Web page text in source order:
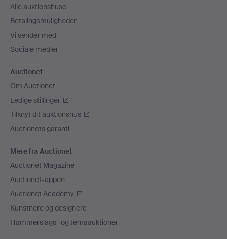
Alle auktionshuse
Betalingsmuligheder
Vi sender med
Sociale medier
Auctionet
Om Auctionet
Ledige stillinger
Tilknyt dit auktionshus
Auctionets garanti
Mere fra Auctionet
Auctionet Magazine
Auctionet-appen
Auctionet Academy
Kunstnere og designere
Hammerslags- og temaauktioner